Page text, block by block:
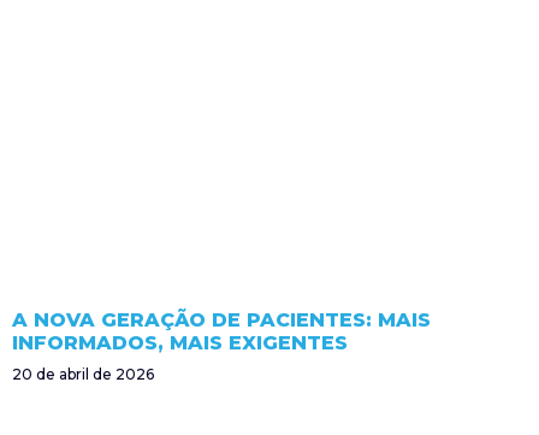
A NOVA GERAÇÃO DE PACIENTES: MAIS
INFORMADOS, MAIS EXIGENTES
20 de abril de 2026